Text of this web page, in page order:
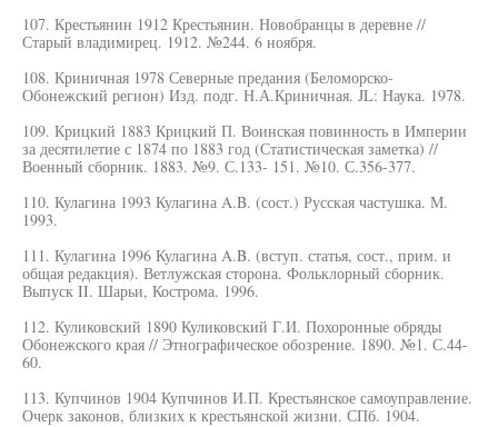
107. Крестьянин 1912 Крестьянин. Новобранцы в деревне //
Старый владимирец. 1912. №244. 6 ноября.
108. Криничная 1978 Северные предания (Беломорско-
Обонежский регион) Изд. подг. Н.А.Криничная. JL: Наука. 1978.
109. Крицкий 1883 Крицкий П. Воинская повинность в Империи
за десятилетие с 1874 по 1883 год (Статистическая заметка) //
Военный сборник. 1883. №9. С.133- 151. №10. С.356-377.
110. Кулагина 1993 Кулагина A.B. (сост.) Русская частушка. М.
1993.
111. Кулагина 1996 Кулагина A.B. (вступ. статья, сост., прим. и
общая редакция). Ветлужская сторона. Фольклорный сборник.
Выпуск II. Шарьи, Кострома. 1996.
112. Куликовский 1890 Куликовский Г.И. Похоронные обряды
Обонежского края // Этнографическое обозрение. 1890. №1. С.44-
60.
113. Купчинов 1904 Купчинов И.П. Крестьянское самоуправление.
Очерк законов, близких к крестьянской жизни. СПб. 1904.